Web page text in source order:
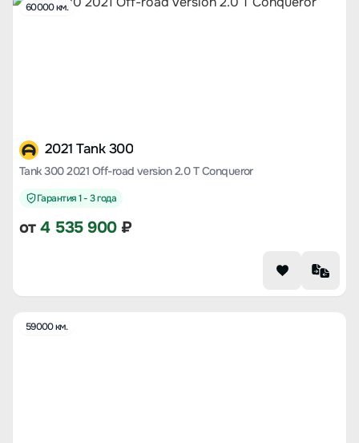
60000 км.
2021 Tank 300
Tank 300 2021 Off-road version 2.0 T Conqueror
Гарантия 1 - 3 года
от4 535 900₽
59000 км.